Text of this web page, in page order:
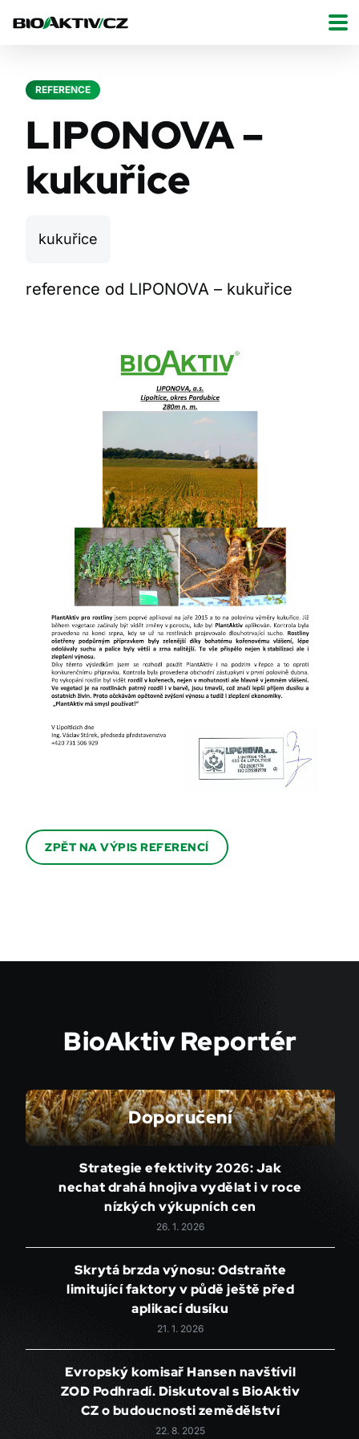
REFERENCE
LIPONOVA –
kukuřice
kukuřice
reference od LIPONOVA – kukuřice
ZPĚT NA VÝPIS REFERENCÍ
BioAktiv Reportér
Doporučení
Strategie efektivity 2026: Jak
nechat drahá hnojiva vydělat i v roce
nízkých výkupních cen
26. 1. 2026
Skrytá brzda výnosu: Odstraňte
limitující faktory v půdě ještě před
aplikací dusíku
21. 1. 2026
Evropský komisař Hansen navštívil
ZOD Podhradí. Diskutoval s BioAktiv
CZ o budoucnosti zemědělství
22. 8. 2025